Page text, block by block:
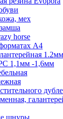
мех
horse
А4
1,1мм -1,6мм
шнуры